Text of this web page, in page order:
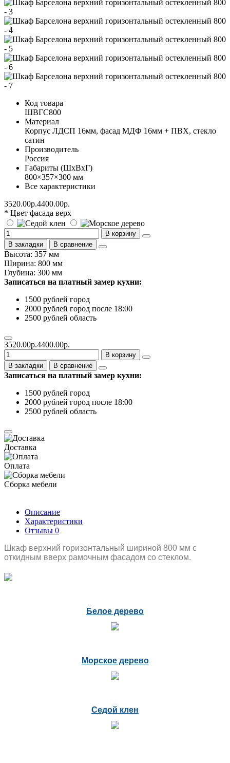
Код товара
ШВГС800
Материал
Корпус ЛДСП 16мм, фасад МДФ 16мм + ПВХ, стекло
сатин
Производитель
Россия
Габариты (ШхВхГ)
800×357×300 мм
Все характеристики
3520.00р.4400.00р.
* Цвет фасада верх
В корзину
В закладки
В сравнение
Высота: 357 мм
Ширина: 800 мм
Глубина: 300 мм
Записаться на платный замер кухни:
1500 рублей город
2000 рублей город после 18:00
2500 рублей область
3520.00р.4400.00р.
В корзину
В закладки
В сравнение
Записаться на платный замер кухни:
1500 рублей город
2000 рублей город после 18:00
2500 рублей область
Доставка
Оплата
Сборка мебели
Описание
Характеристики
Отзывы 0
Шкаф верхний горизонтальный шириной 800 мм с
откидным вверх рамочным фасадом со стеклом.
Белое дерево
Морское дерево
Седой клен